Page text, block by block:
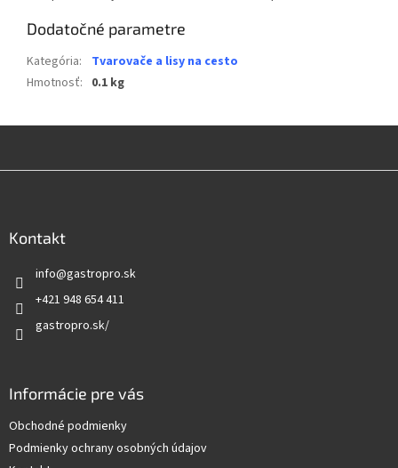
Dodatočné parametre
Kategória:
Tvarovače a lisy na cesto
Hmotnosť: 0.1 kg
Kontakt
info@gastropro.sk
+421 948 654 411
gastropro.sk/
Informácie pre vás
Obchodné podmienky
Podmienky ochrany osobných údajov